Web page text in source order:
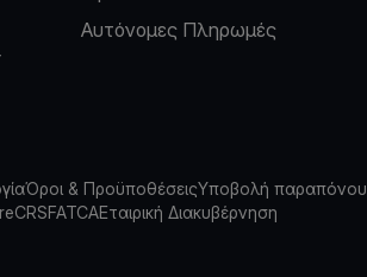
Αυτόνομες Πληρωμές
Όροι & ΠροϋποθέσειςΥποβολή παραπόνου
CRSFATCAΕταιρική Διακυβέρνηση